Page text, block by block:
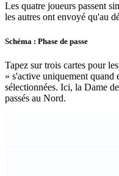
Les quatre joueurs passent
les autres ont envoyé qu'au
Schéma : Phase de passe
Tapez sur trois cartes pour
» s'active uniquement quand
sélectionnées. Ici, la Dame
passés au Nord.